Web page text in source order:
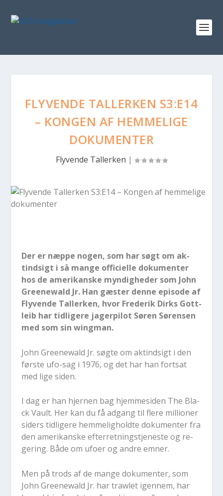
FLYVENDE TALLERKEN S3:E14
– KONGEN AF HEMMELIGE
DOKUMENTER
Flyvende Tallerken |
Der er næp­pe no­gen, som har søgt om ak­
tind­sigt i så man­ge of­fi­ci­el­le do­ku­men­ter
hos de ame­ri­kan­ske myn­dig­he­der som John
Gre­e­newald Jr. Han gæ­ster den­ne epi­so­de af
Fly­ven­de Tal­ler­ken, hvor Fre­de­rik Dirks Gott­
leib har tid­li­ge­re ja­ger­pi­lot Sø­ren Sø­ren­sen
med som sin wingman.
John Gre­e­newald Jr. søg­te om ak­tind­sigt i den
før­ste ufo-sag i 1976, og det har han fort­sat
med lige siden.
I dag er han hjer­nen bag hjem­mesi­den The Bla­
ck Vault. Her kan du få ad­gang til fle­re mil­li­o­ner
si­ders tid­li­ge­re hem­me­lig­hold­te do­ku­men­ter fra
den ame­ri­kan­ske ef­ter­ret­ning­s­tje­ne­ste og re­
ge­ring. Både om ufo­er og an­dre emner.
Men på trods af de man­ge do­ku­men­ter, som
John Gre­e­newald Jr. har trawlet igen­nem, har